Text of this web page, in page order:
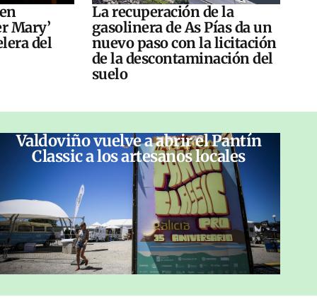
Mary’
del
La recuperación de la
gasolinera de As Pías da un
nuevo paso con la licitación
de la descontaminación del
suelo
Valdoviño vuelve a abrir el Pantín
Classic a los artesanos locales